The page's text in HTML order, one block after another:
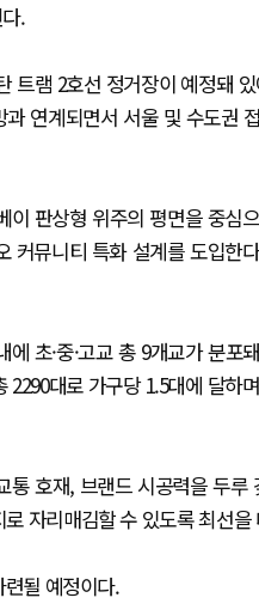
.
트램 2호선 정거장이 예정돼
연계되면서 서울 및 수도권
판상형 위주의 평면을 중심
커뮤니티 특화 설계를 도입한
초·중·고교 총 9개교가 분
대로 가구당 1.5대에 달하
호재, 브랜드 시공력을 두
자리매김할 수 있도록 최선을
될 예정이다.